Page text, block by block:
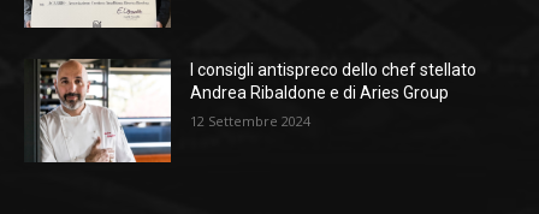
I consigli antispreco dello chef stellato
Andrea Ribaldone e di Aries Group
12 Settembre 2024